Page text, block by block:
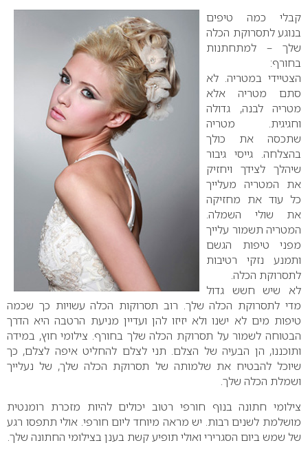
קבלי כמה טיפים
בנוגע לתסרוקת הכלה
שלך – למתחתנות
בחורף:
הצטיידי במטריה. לא
סתם מטריה אלא
מטריה לבנה, גדולה
וחגיגית. מטריה
שתכסה את כולך
בהצלחה. גייסי גיבור
שיהלך לצידך ויחזיק
את המטריה מעלייך
כל עוד את מחזיקה
את שולי השמלה.
המטריה תשמור עלייך
מפני טיפות הגשם
ותמנע נזקי רטיבות
לתסרוקת הכלה.
לא שיש חשש גדול
מדי לתסרוקת הכלה שלך. רוב תסרוקות הכלה עשויות כך שכמה
טיפות מים לא ישנו ולא יזיזו להן ועדיין מניעת הרטבה היא הדרך
הבטוחה לשמור על תסרוקת הכלה שלך בחורף. צילומי חוץ, במידה
ותוכננו, הן הבעיה של הצלם. תני לצלם להחליט איפה לצלם, כך
שיוכל להבטיח את שלמותה של תסרוקת הכלה שלך, של נעלייך
ושמלת הכלה שלך.
צילומי חתונה בנוף חורפי רטוב יכולים להיות מזכרת רומנטית
מושלמת לשנים רבות. יש מראה מיוחד ליום חורפי. אולי תתפסו רגע
של שמש ביום הסגרירי ואולי תופיע קשת בענן בצילומי החתונה שלך.